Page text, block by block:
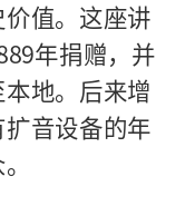
值。这座讲
年捐赠，并
地。后来增
音设备的年